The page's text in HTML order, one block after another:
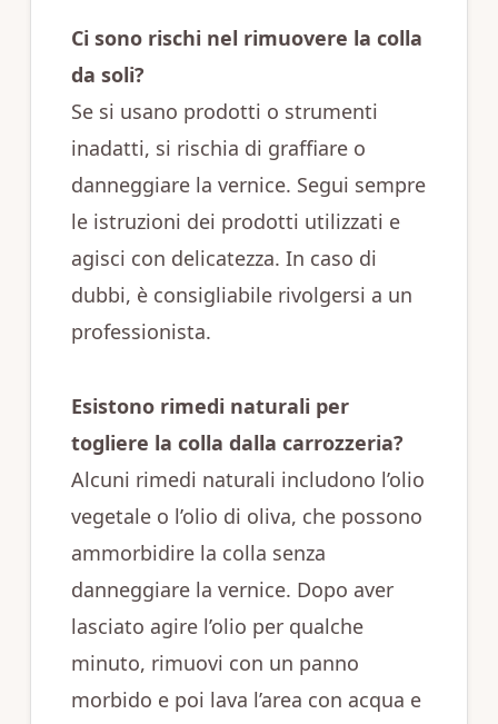
Ci sono rischi nel rimuovere la colla
da soli?
Se si usano prodotti o strumenti
inadatti, si rischia di graffiare o
danneggiare la vernice. Segui sempre
le istruzioni dei prodotti utilizzati e
agisci con delicatezza. In caso di
dubbi, è consigliabile rivolgersi a un
professionista.
Esistono rimedi naturali per
togliere la colla dalla carrozzeria?
Alcuni rimedi naturali includono l’olio
vegetale o l’olio di oliva, che possono
ammorbidire la colla senza
danneggiare la vernice. Dopo aver
lasciato agire l’olio per qualche
minuto, rimuovi con un panno
morbido e poi lava l’area con acqua e